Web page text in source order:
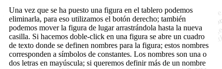
Una vez que se ha puesto una figura en el tablero podemos
eliminarla, para eso utilizamos el botón derecho; también
podemos mover la figura de lugar arrastrándola hasta la nueva
casilla. Si hacemos doble-click en una figura se abre un cuadro
de texto donde se definen nombres para la figura; estos nombres
corresponden a símbolos de constantes. Los nombres son una o
dos letras en mayúscula; si queremos definir más de un nombre